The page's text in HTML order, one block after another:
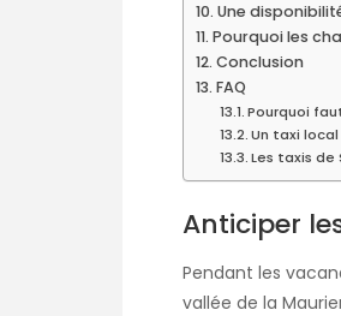
Une
Pourquoi les
Conclusion
FAQ
Pourquoi
Un taxi
Les taxis
Anticiper
Pendant les
vallée de la